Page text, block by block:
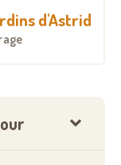
d'Astrid